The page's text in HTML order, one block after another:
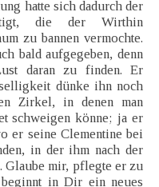
hatte sich dadurch der
die der Wirthin
zu bannen vermochte.
bald aufgegeben, denn
daran zu finden. Er
dünke ihn noch
Zirkel, in denen man
schweigen könne; ja er
er seine Clementine bei
in der ihm nach der
mir, pflegte er zu
in Dir ein neues